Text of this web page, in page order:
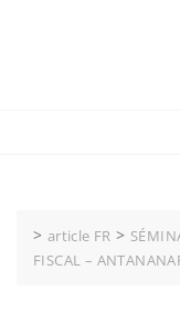
> article FR >
FISCAL –